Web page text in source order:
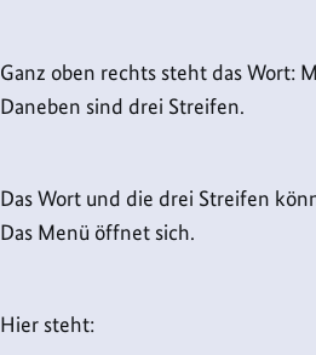
Ganz oben rechts steht das Wort:
Daneben sind drei Streifen.
Das Wort und die drei Streifen
Das Menü öffnet sich.
Hier steht: